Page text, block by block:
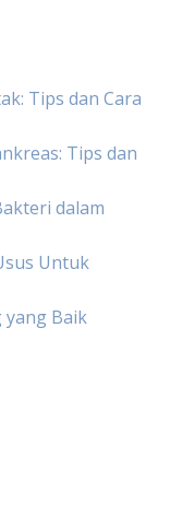
Tips dan Cara
Tips dan
dalam
Untuk
yang Baik